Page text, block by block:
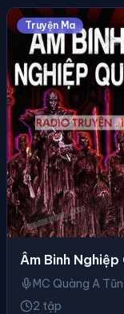
Truyện Ma
Âm Binh Nghiệp
MC Quàng A Tũn
2 tập